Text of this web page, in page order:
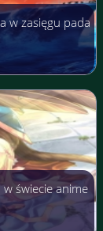
w zasięgu pada
świecie anime